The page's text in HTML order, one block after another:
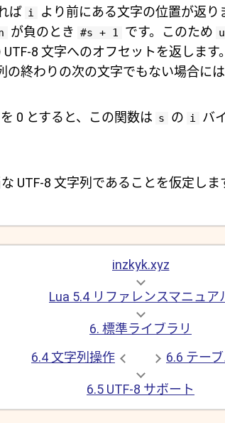
ば i より前にある文字の位置が返り
が負のとき #s + 1 です。このため
UTF-8 文字へのオフセットを返しま
の終わりの次の文字でもない場合には
を 0 とすると、この関数は s の i
バ
UTF-8 文字列であることを仮定しま
inzkyk.xyz
Lua 5.4 リファレンスマニュア
6. 標準ライブラリ
6.4 文字列操作
6.6 テー
6.5 UTF-8 サポート